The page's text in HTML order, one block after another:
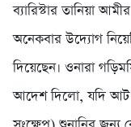
ব্যারিস্টার তানিয়া
অনেকবার উদ্যোগ
দিয়েছেন। ওনারা
আদেশ দিলো, যদি আট